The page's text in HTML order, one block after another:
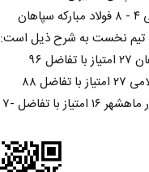
تیم نخست به شرح ذیل است: